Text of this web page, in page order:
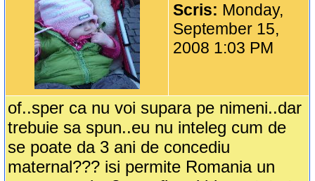
Scris: Monday,
September 15,
2008 1:03 PM
of..sper ca nu voi supara pe nimeni..dar
trebuie sa spun..eu nu inteleg cum de
se poate da 3 ani de concediu
maternal??? isi permite Romania un